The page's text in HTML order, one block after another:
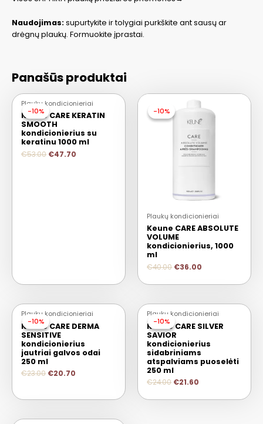
Naudojimas:supurtykite ir tolygiai purkškite ant sausų ar
drėgnų plaukų. Formuokite įprastai.
Panašūs produktai
-10%
-10%
Plaukų kondicionieriai
Keune CARE KERATIN
SMOOTH
kondicionierius su
keratinu 1000 ml
€53.00 €47.70
-10%
-10%
Plaukų kondicionieriai
Keune CARE ABSOLUTE
VOLUME
kondicionierius, 1000
ml
€40.00 €36.00
-10%
-10%
Plaukų kondicionieriai
Keune CARE DERMA
SENSITIVE
kondicionierius
jautriai galvos odai
250 ml
€23.00 €20.70
-10%
-10%
Plaukų kondicionieriai
Keune CARE SILVER
SAVIOR
kondicionierius
sidabriniams
atspalviams puoselėti
250 ml
€24.00 €21.60
IŠPARDUOTA